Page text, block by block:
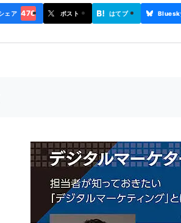
ェア 476 ポスト はてブ